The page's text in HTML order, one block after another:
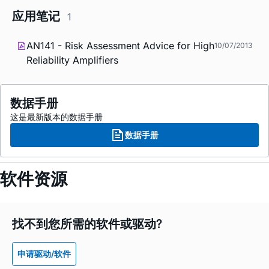
应用笔记 1
AN141 - Risk Assessment Advice for High
Reliability Amplifiers
10/07/2013
数据手册
这是最新版本的数据手册
数据手册
软件资源
找不到您所需的软件或驱动?
申请驱动/软件